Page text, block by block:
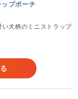
プポーチ
犬柄のミニストラップ